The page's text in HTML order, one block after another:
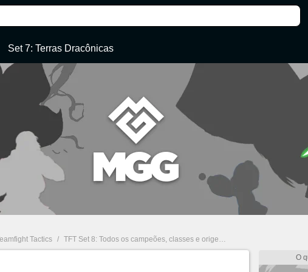
Set 7: Terras Dracônicas
Tactics / TFT Set 8: Todos os campeões, classes e origens de Ataque dos Monstros